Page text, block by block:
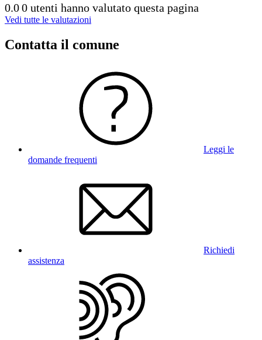
0.00 utenti hanno valutato questa pagina
Vedi tutte le valutazioni
Contatta il comune
Leggi le
domande frequenti
Richiedi
assistenza